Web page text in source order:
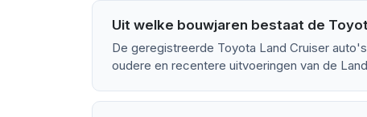
Uit welke bouwjaren bestaat de
De geregistreerde Toyota Land Cruiser
oudere en recentere uitvoeringen van de